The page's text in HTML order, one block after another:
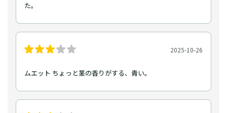
た。
2025-10-26
ムエット ちょっと茎の香りがする、青い。